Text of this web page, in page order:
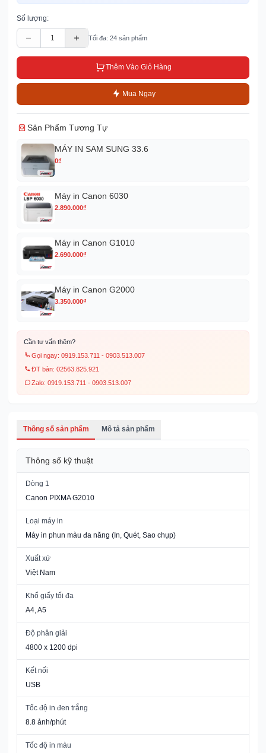
Số lượng:
Tối đa: 24 sản phẩm
Thêm Vào Giỏ Hàng
Mua Ngay
Sản Phẩm Tương Tự
MÁY IN SAM SUNG 33.6
0₫
Máy in Canon 6030
2.890.000₫
Máy in Canon G1010
2.690.000₫
Máy in Canon G2000
3.350.000₫
Cần tư vấn thêm?
Gọi ngay: 0919.153.711 - 0903.513.007
ĐT bàn: 02563.825.921
Zalo: 0919.153.711 - 0903.513.007
Thông số sản phẩm Mô tả sản phẩm
Thông số kỹ thuật
Dòng 1
Canon PIXMA G2010
Loại máy in
Máy in phun màu đa năng (In, Quét, Sao chụp)
Xuất xứ
Việt Nam
Khổ giấy tối đa
A4, A5
Độ phân giải
4800 x 1200 dpi
Kết nối
USB
Tốc độ in đen trắng
8.8 ảnh/phút
Tốc độ in màu